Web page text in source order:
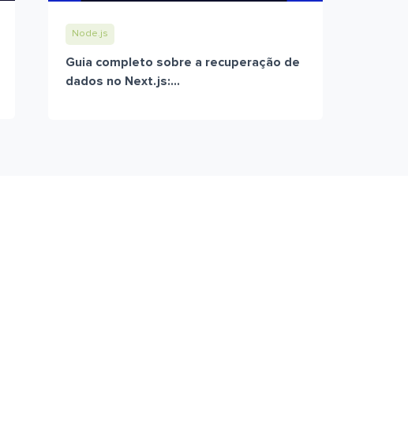
Node.js
Guia completo sobre a recuperação de
dados no Next.js:...